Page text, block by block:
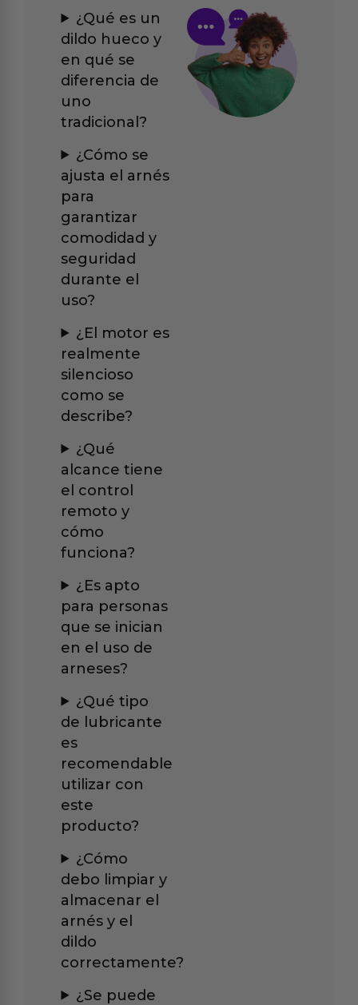
¿Qué es un
dildo hueco y
en qué se
diferencia de
uno
tradicional?
¿Cómo se
ajusta el arnés
para
garantizar
comodidad y
seguridad
durante el
uso?
¿El motor es
realmente
silencioso
como se
describe?
¿Qué
alcance tiene
el control
remoto y
cómo
funciona?
¿Es apto
para personas
que se inician
en el uso de
arneses?
¿Qué tipo
de lubricante
es
recomendable
utilizar con
este
producto?
¿Cómo
debo limpiar y
almacenar el
arnés y el
dildo
correctamente?
¿Se puede